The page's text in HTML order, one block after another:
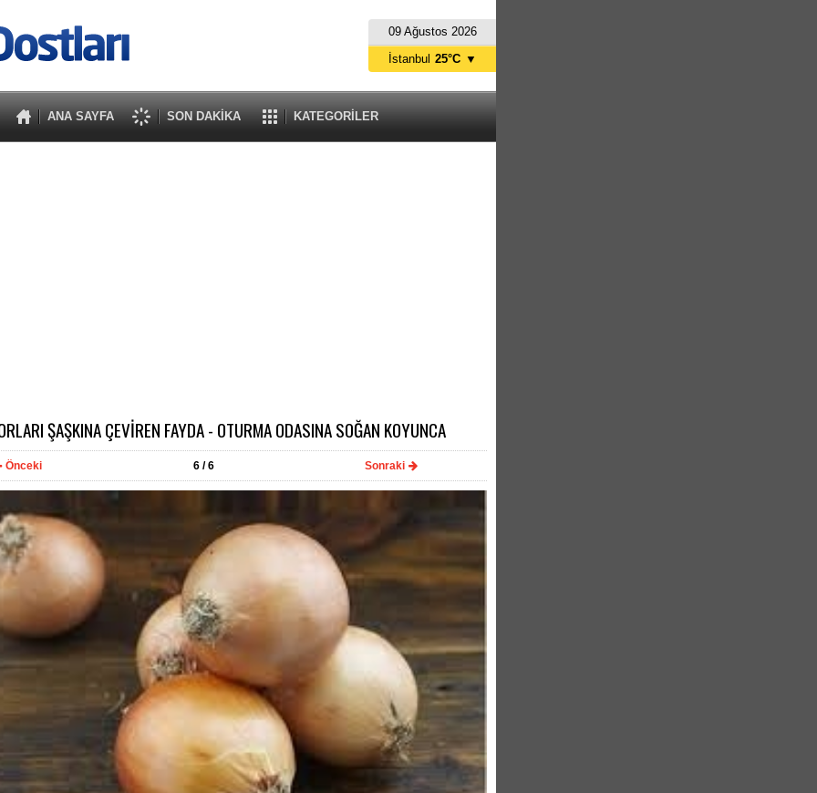
09 Ağustos 2026
ANA SAYFA SON DAKİKA KATEGORİLER
İstanbul 25°C ▼
ŞAŞKINA ÇEVİREN FAYDA - OTURMA ODASINA SOĞAN KOYUNCA
Önceki 6 / 6 Sonraki